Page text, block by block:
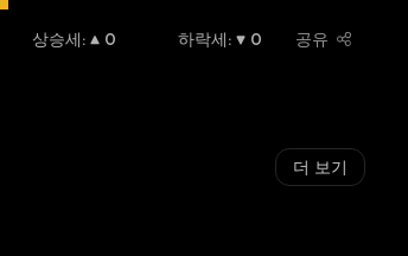
상승세: 0 하락세: 0 공유
더 보기